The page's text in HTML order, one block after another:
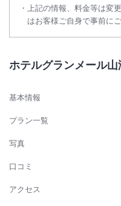
上記の情報、料金等は変
はお客様ご自身で事前に
ホテルグランメール
基本情報
プラン一覧
写真
口コミ
アクセス